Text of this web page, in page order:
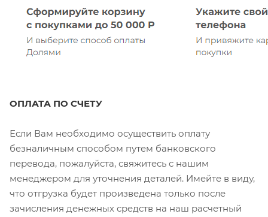
ОПЛАТА ПО СЧЕТУ
Если Вам необходимо осуществить оплату
безналичным способом путем банковского
перевода, пожалуйста, свяжитесь с нашим
менеджером для уточнения деталей. Имейте в виду,
что отгрузка будет произведена только после
зачисления денежных средств на наш расчетный